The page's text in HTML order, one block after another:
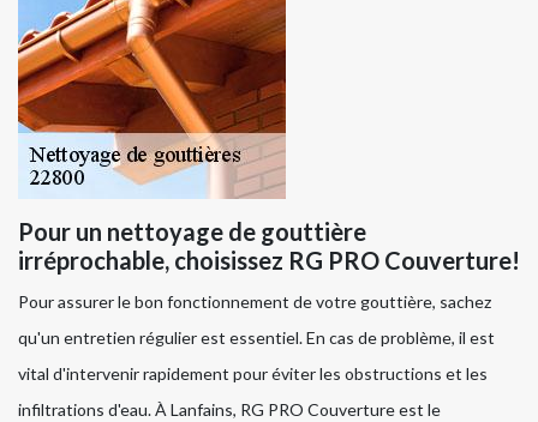
Pour un nettoyage de gouttière
irréprochable, choisissez RG PRO Couverture!
Pour assurer le bon fonctionnement de votre gouttière, sachez
qu'un entretien régulier est essentiel. En cas de problème, il est
vital d'intervenir rapidement pour éviter les obstructions et les
infiltrations d'eau. À Lanfains, RG PRO Couverture est le